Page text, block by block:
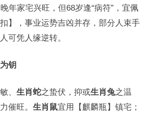
年家宅兴旺，但68岁逢“病符”，宜佩
】，事业运势吉凶并存，部分人束手
可凭人缘逆转。
钥
、 生肖蛇之蛰伏，抑或生肖兔之温
催旺。 生肖鼠宜用【麒麟瓶】镇宅；